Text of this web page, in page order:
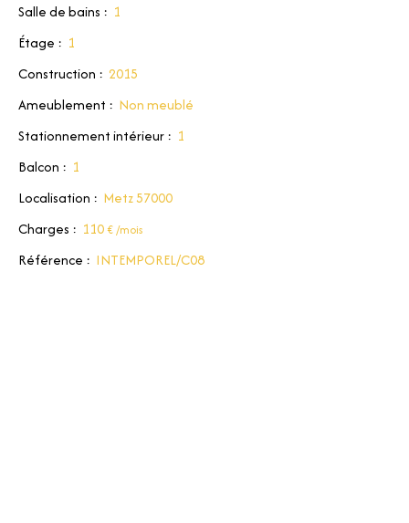
Salle de bains : 1
Étage : 1
Construction : 2015
Ameublement : Non meublé
Stationnement intérieur: 1
Balcon : 1
Localisation : Metz 57000
Charges : 110€ /mois
Référence : INTEMPOREL/C08